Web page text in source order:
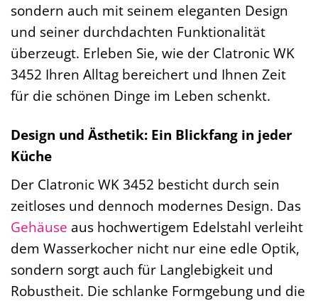
sondern auch mit seinem eleganten Design
und seiner durchdachten Funktionalität
überzeugt. Erleben Sie, wie der Clatronic WK
3452 Ihren Alltag bereichert und Ihnen Zeit
für die schönen Dinge im Leben schenkt.
Design und Ästhetik: Ein Blickfang in jeder
Küche
Der Clatronic WK 3452 besticht durch sein
zeitloses und dennoch modernes Design. Das
Gehäuse aus hochwertigem Edelstahl verleiht
dem Wasserkocher nicht nur eine edle Optik,
sondern sorgt auch für Langlebigkeit und
Robustheit. Die schlanke Formgebung und die